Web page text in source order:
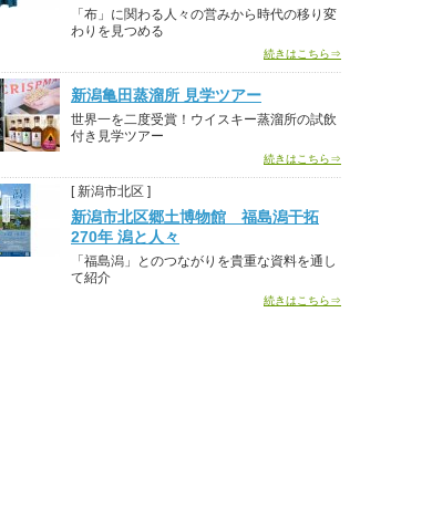
「布」に関わる人々の営みから時代の移り変
わりを見つめる
続きはこちら⇒
新潟亀田蒸溜所 見学ツアー
世界一を二度受賞！ウイスキー蒸溜所の試飲
付き見学ツアー
続きはこちら⇒
[ 新潟市北区 ]
新潟市北区郷土博物館 福島潟干拓
270年 潟と人々
「福島潟」とのつながりを貴重な資料を通し
て紹介
続きはこちら⇒